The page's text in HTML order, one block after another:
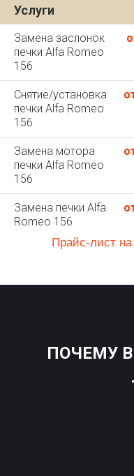
Услуги
Замена заслонок
печки Alfa Romeo
156
Снятие/установка
печки Alfa Romeo
156
Замена мотора
печки Alfa Romeo
156
Замена печки Alfa
Romeo 156
Прайс-лист
ПОЧЕМУ